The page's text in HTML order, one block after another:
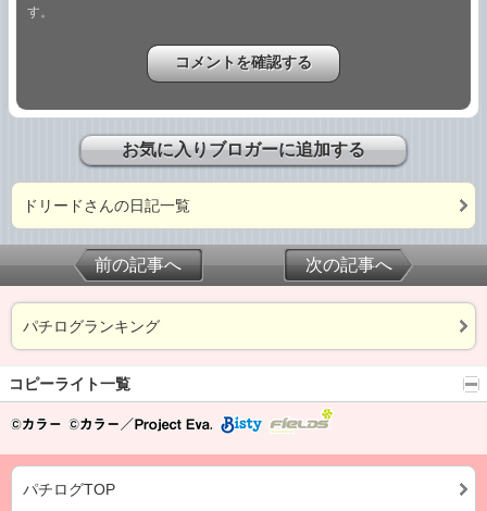
す。
お気に入りブロガーに追加する
ドリードさんの日記一覧
前の記事へ 次の記事へ
パチログランキング
コピーライト一覧
パチログTOP